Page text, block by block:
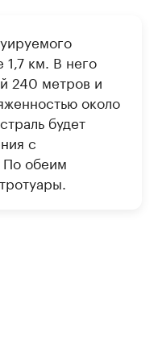
1,7 км. В него
240 метров и
около
будет
с
По обеим